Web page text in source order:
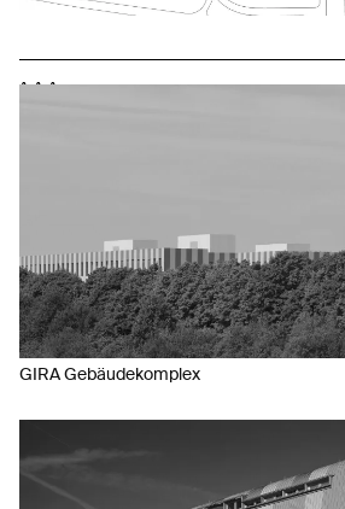
^
GIRA Gebäudekomplex
^^